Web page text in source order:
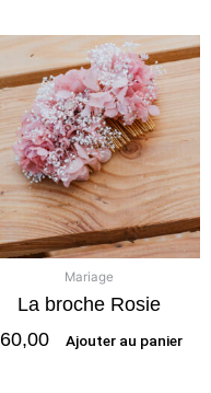
Mariage
La broche Rosie
60,00 Ajouter au panier